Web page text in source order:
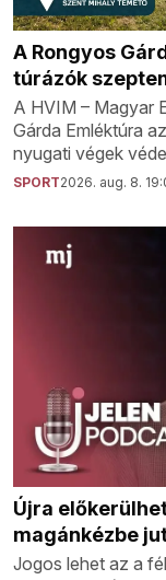
A Rongyos
túrázók
A HVIM – Magyar
Gárda Emléktúra
nyugati végek
SPORT2026. aug. 8.
Újra
magánkézbe
Jogos lehet az a